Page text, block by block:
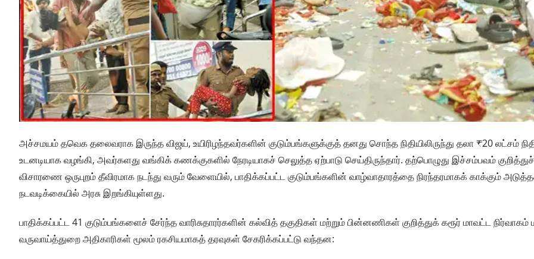
அச்சமயம் தவெக தலைவராக இருந்த விஜய், உயிரிழந்தவர்களின் குடும்பங்களுக்குத் தனது சொந்த நிதியிலிருந்து தலா ₹20 லட்சம்
உடனடியாக வழங்கி, அவர்களது வங்கிக் கணக்குகளில் நேரடியாகச் செலுத்த ஏற்பாடு செய்திருந்தார். தற்பொழுது இச்சம்பவம் குறித்துச்
விசாரணை ஒருபுறம் தீவிரமாக நடந்து வரும் வேளையில், பாதிக்கப்பட்ட குடும்பங்களின் வாழ்வாதாரத்தை நிரந்தரமாகக் காக்கும்
நடவடிக்கையில் அரசு இறங்கியுள்ளது.
பாதிக்கப்பட்ட 41 குடும்பங்களைச் சேர்ந்த வாரிசுதாரர்களின் கல்வித் தகுதிகள் மற்றும் பின்னணிகள் குறித்துக் கரூர் மாவட்ட நிர்வாகம்
வருவாய்த்துறை அதிகாரிகள் மூலம் ரகசியமாகத் தரவுகள் சேகரிக்கப்பட்டு வந்தன: